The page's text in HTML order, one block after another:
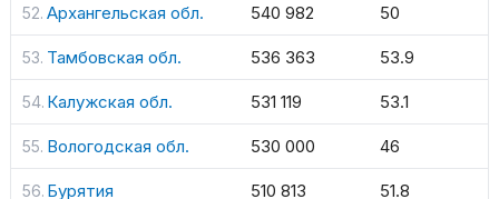
Архангельская обл. 540 982 50
Тамбовская обл. 536 363 53.9
Калужская обл. 531 119 53.1
Вологодская обл. 530 000 46
Бурятия 510 813 51.8